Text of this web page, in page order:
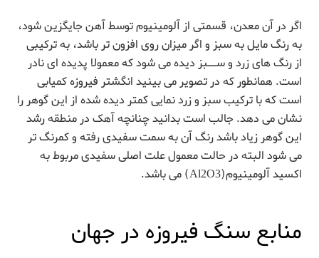
اگر در آن معدن، قسمتی از آلومینیوم توسط آهن جایگزین شود،
به رنگ مایل به سبز و اگر میزان روی افزون تر باشد، به ترکیبی
از رنگ های زرد و ســبز دیده می شود که معمولا پدیده ای نادر
است. همانطور که در تصویر می بینید انگشتر فیروزه کمیابی
است که با ترکیب سبز و زرد نمایی کمتر دیده شده از این گوهر را
نشان می دهد. جالب است بدانید چنانچه آهک در منطقه رشد
این گوهر زیاد باشد رنگ آن به سمت سفیدی رفته و کمرنگ تر
می شود البته در حالت معمول علت اصلی سفیدی مربوط به
اکسید آلومینیوم(Al2O3) می باشد.
منابع سنگ فیروزه در جهان